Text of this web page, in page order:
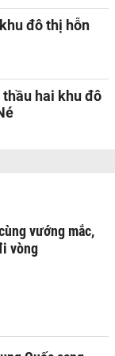
đô thị hỗn
hai khu đô
vướng mắc,
vòng